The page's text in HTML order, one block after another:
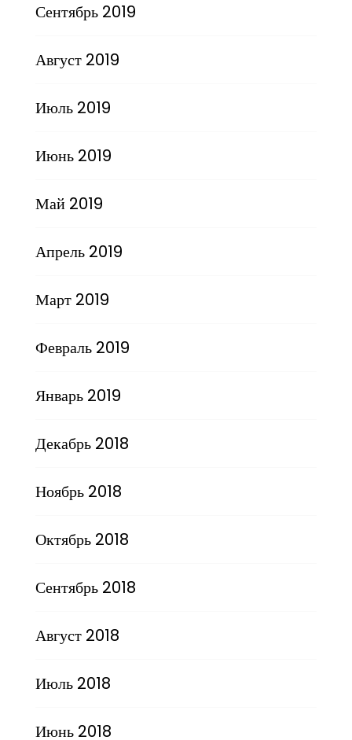
Сентябрь 2019
Август 2019
Июль 2019
Июнь 2019
Май 2019
Апрель 2019
Март 2019
Февраль 2019
Январь 2019
Декабрь 2018
Ноябрь 2018
Октябрь 2018
Сентябрь 2018
Август 2018
Июль 2018
Июнь 2018